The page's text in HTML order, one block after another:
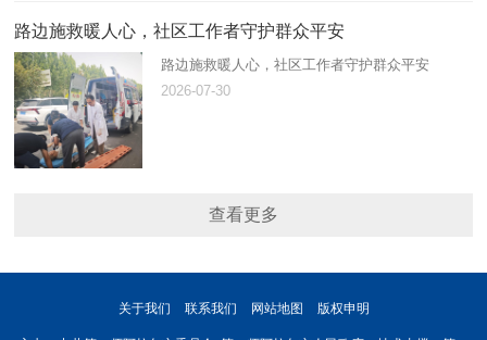
路边施救暖人心，社区工作者守护群众平安
路边施救暖人心，社区工作者守护群众平安
2026-07-30
查看更多
关于我们 联系我们 网站地图 版权申明